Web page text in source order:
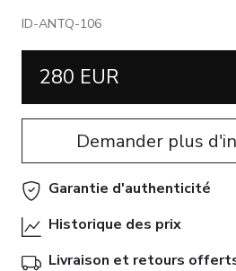
ID-ANTQ-106
280 EUR
Demander plus
Garantie d'authenticité
Historique des prix
Livraison et retours